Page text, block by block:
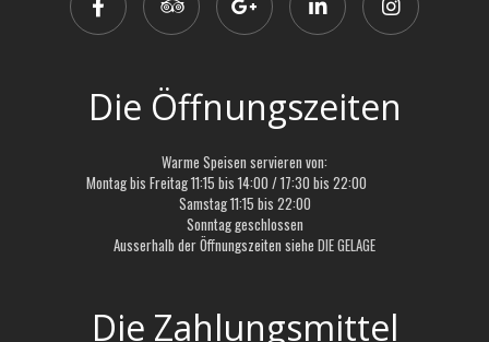
Die Öffnungszeiten
Warme Speisen servieren von:
Montag bis Freitag 11:15 bis 14:00 / 17:30 bis 22:00
Samstag 11:15 bis 22:00
Sonntag geschlossen
Ausserhalb der Öffnungszeiten siehe DIE GELAGE
Die Zahlungsmittel